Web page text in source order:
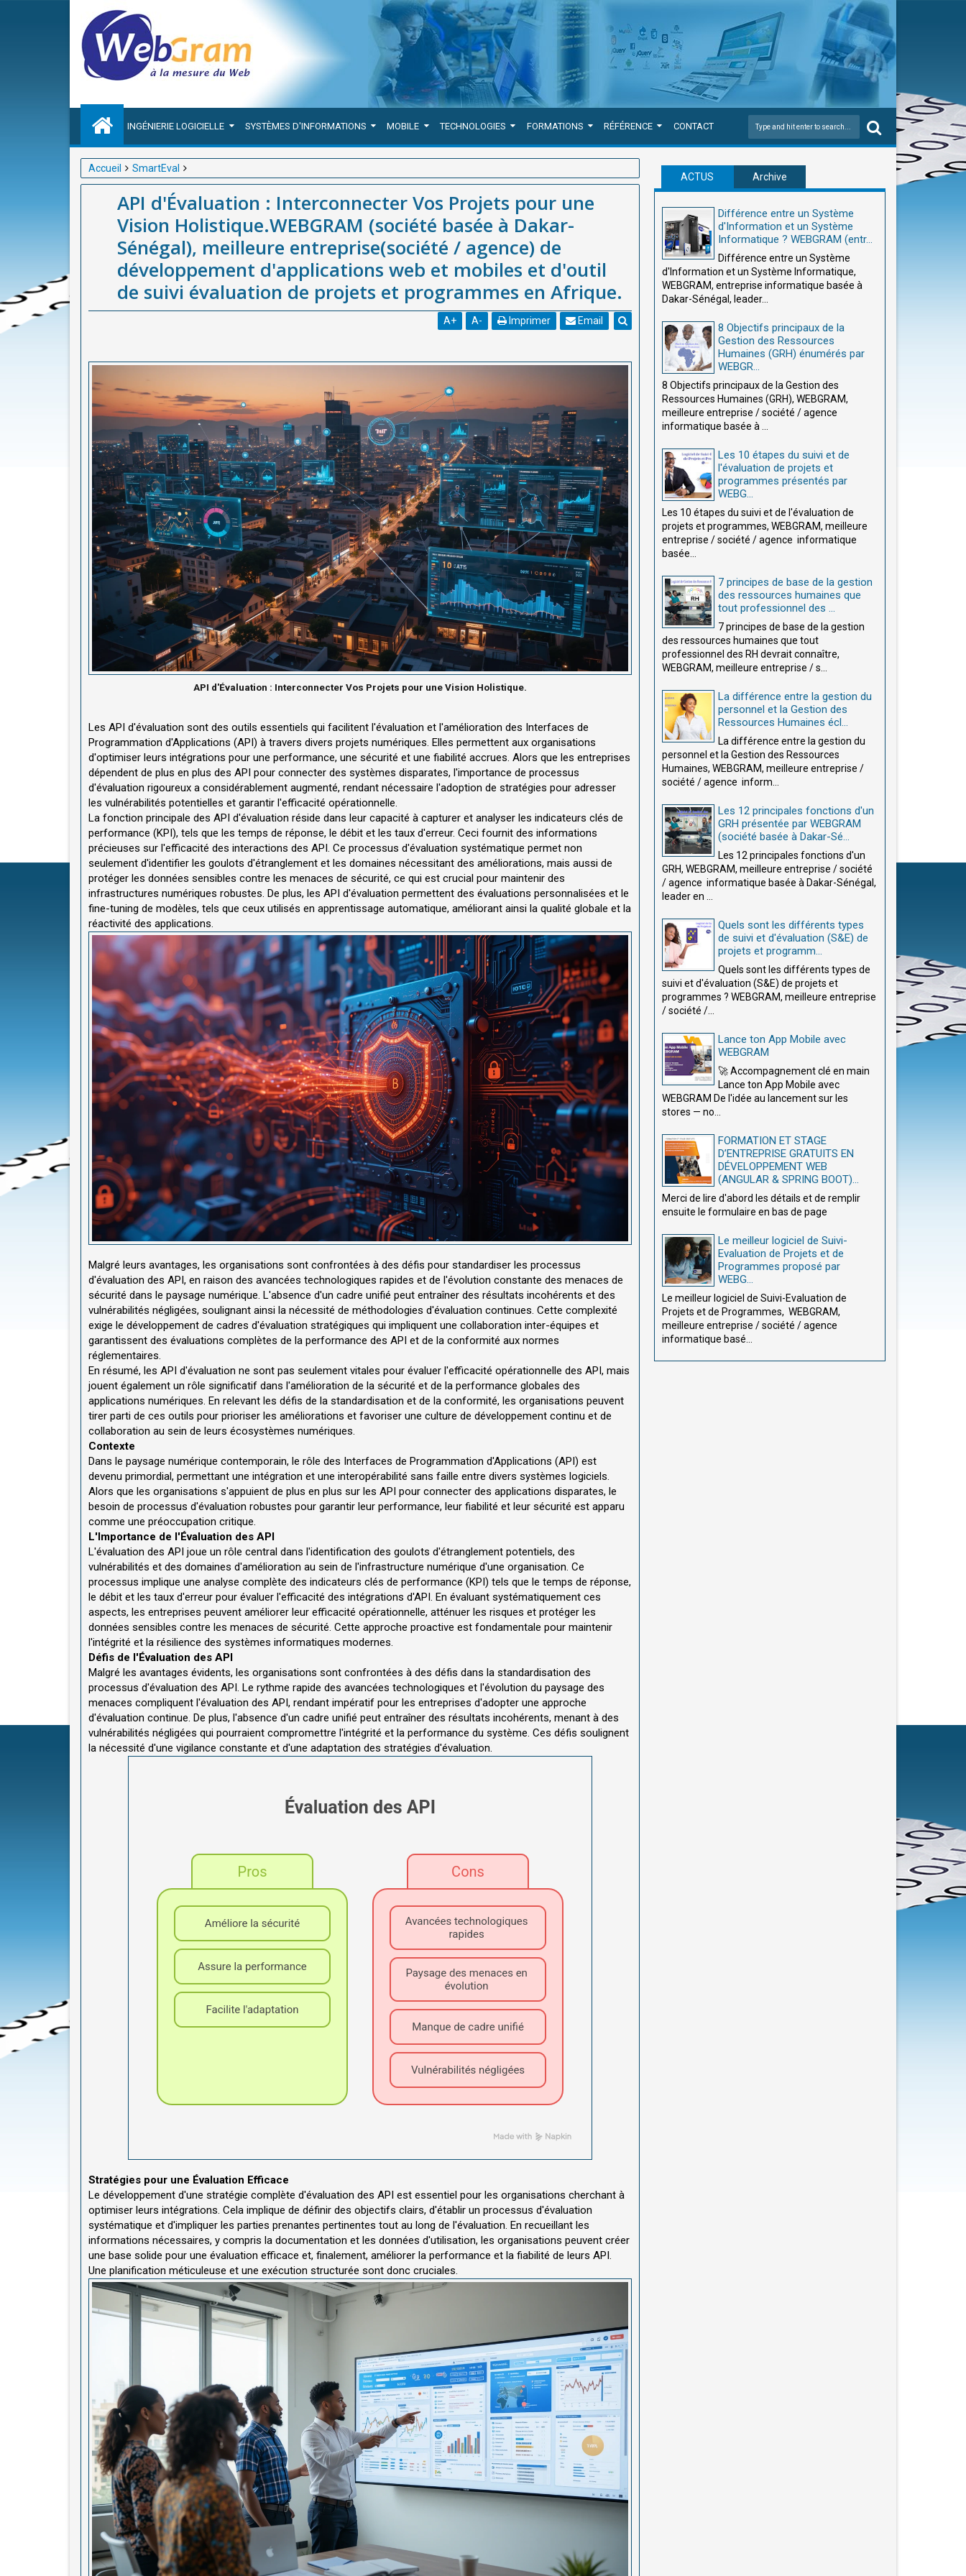
INGÉNIERIE LOGICIELLE SYSTÈMES D'INFORMATIONS MOBILE TECHNOLOGIES FORMATIONS RÉFÉRENCE CONTACT
Accueil
SmartEval
API d'Évaluation : Interconnecter Vos Projets pour une Vision Holistique.WEBGRAM (société basée à Dakar-Sénégal),
meilleure entreprise(société / agence) de développement d'applications web et mobiles et d'outil de suivi évaluation de
projets et programmes en Afrique.
API d'Évaluation : Interconnecter Vos Projets pour une
Vision Holistique.WEBGRAM (société basée à Dakar-
Sénégal), meilleure entreprise(société / agence) de
développement d'applications web et mobiles et d'outil
de suivi évaluation de projets et programmes en Afrique.
A+ A- Imprimer Email
API d'Évaluation : Interconnecter Vos Projets pour une Vision Holistique.
Les API d'évaluation sont des outils essentiels qui facilitent l'évaluation et l'amélioration des Interfaces de
Programmation d'Applications (API) à travers divers projets numériques. Elles permettent aux organisations
d'optimiser leurs intégrations pour une performance, une sécurité et une fiabilité accrues. Alors que les entreprises
dépendent de plus en plus des API pour connecter des systèmes disparates, l'importance de processus
d'évaluation rigoureux a considérablement augmenté, rendant nécessaire l'adoption de stratégies pour adresser
les vulnérabilités potentielles et garantir l'efficacité opérationnelle.
La fonction principale des API d'évaluation réside dans leur capacité à capturer et analyser les indicateurs clés de
performance (KPI), tels que les temps de réponse, le débit et les taux d'erreur. Ceci fournit des informations
précieuses sur l'efficacité des interactions des API. Ce processus d'évaluation systématique permet non
seulement d'identifier les goulots d'étranglement et les domaines nécessitant des améliorations, mais aussi de
protéger les données sensibles contre les menaces de sécurité, ce qui est crucial pour maintenir des
infrastructures numériques robustes. De plus, les API d'évaluation permettent des évaluations personnalisées et le
fine-tuning de modèles, tels que ceux utilisés en apprentissage automatique, améliorant ainsi la qualité globale et la
réactivité des applications.
Malgré leurs avantages, les organisations sont confrontées à des défis pour standardiser les processus
d'évaluation des API, en raison des avancées technologiques rapides et de l'évolution constante des menaces de
sécurité dans le paysage numérique. L'absence d'un cadre unifié peut entraîner des résultats incohérents et des
vulnérabilités négligées, soulignant ainsi la nécessité de méthodologies d'évaluation continues. Cette complexité
exige le développement de cadres d'évaluation stratégiques qui impliquent une collaboration inter-équipes et
garantissent des évaluations complètes de la performance des API et de la conformité aux normes
réglementaires.
En résumé, les API d'évaluation ne sont pas seulement vitales pour évaluer l'efficacité opérationnelle des API, mais
jouent également un rôle significatif dans l'amélioration de la sécurité et de la performance globales des
applications numériques. En relevant les défis de la standardisation et de la conformité, les organisations peuvent
tirer parti de ces outils pour prioriser les améliorations et favoriser une culture de développement continu et de
collaboration au sein de leurs écosystèmes numériques.
Contexte
Dans le paysage numérique contemporain, le rôle des Interfaces de Programmation d'Applications (API) est
devenu primordial, permettant une intégration et une interopérabilité sans faille entre divers systèmes logiciels.
Alors que les organisations s'appuient de plus en plus sur les API pour connecter des applications disparates, le
besoin de processus d'évaluation robustes pour garantir leur performance, leur fiabilité et leur sécurité est apparu
comme une préoccupation critique.
L'Importance de l'Évaluation des API
L'évaluation des API joue un rôle central dans l'identification des goulots d'étranglement potentiels, des
vulnérabilités et des domaines d'amélioration au sein de l'infrastructure numérique d'une organisation. Ce
processus implique une analyse complète des indicateurs clés de performance (KPI) tels que le temps de réponse,
le débit et les taux d'erreur pour évaluer l'efficacité des intégrations d'API. En évaluant systématiquement ces
aspects, les entreprises peuvent améliorer leur efficacité opérationnelle, atténuer les risques et protéger les
données sensibles contre les menaces de sécurité. Cette approche proactive est fondamentale pour maintenir
l'intégrité et la résilience des systèmes informatiques modernes.
Défis de l'Évaluation des API
Malgré les avantages évidents, les organisations sont confrontées à des défis dans la standardisation des
processus d'évaluation des API. Le rythme rapide des avancées technologiques et l'évolution du paysage des
menaces compliquent l'évaluation des API, rendant impératif pour les entreprises d'adopter une approche
d'évaluation continue. De plus, l'absence d'un cadre unifié peut entraîner des résultats incohérents, menant à des
vulnérabilités négligées qui pourraient compromettre l'intégrité et la performance du système. Ces défis soulignent
la nécessité d'une vigilance constante et d'une adaptation des stratégies d'évaluation.
Stratégies pour une Évaluation Efficace
Le développement d'une stratégie complète d'évaluation des API est essentiel pour les organisations cherchant à
optimiser leurs intégrations. Cela implique de définir des objectifs clairs, d'établir un processus d'évaluation
systématique et d'impliquer les parties prenantes pertinentes tout au long de l'évaluation. En recueillant les
informations nécessaires, y compris la documentation et les données d'utilisation, les organisations peuvent créer
une base solide pour une évaluation efficace et, finalement, améliorer la performance et la fiabilité de leurs API.
Une planification méticuleuse et une exécution structurée sont donc cruciales.
ACTUS Archive
Différence entre un Système
d'Information et un Système
Informatique ? WEBGRAM (entr...
Différence entre un Système
d'Information et un Système Informatique,
WEBGRAM, entreprise informatique basée à
Dakar-Sénégal, leader...
8 Objectifs principaux de la
Gestion des Ressources
Humaines (GRH) énumérés par
WEBGR...
8 Objectifs principaux de la Gestion des
Ressources Humaines (GRH), WEBGRAM,
meilleure entreprise / société / agence
informatique basée à ...
Les 10 étapes du suivi et de
l'évaluation de projets et
programmes présentés par
WEBG...
Les 10 étapes du suivi et de l'évaluation de
projets et programmes, WEBGRAM, meilleure
entreprise / société / agence informatique
basée...
7 principes de base de la gestion
des ressources humaines que
tout professionnel des ...
7 principes de base de la gestion
des ressources humaines que tout
professionnel des RH devrait connaître,
WEBGRAM, meilleure entreprise / s...
La différence entre la gestion du
personnel et la Gestion des
Ressources Humaines écl...
La différence entre la gestion du
personnel et la Gestion des Ressources
Humaines, WEBGRAM, meilleure entreprise /
société / agence inform...
Les 12 principales fonctions d'un
GRH présentée par WEBGRAM
(société basée à Dakar-Sé...
Les 12 principales fonctions d'un
GRH, WEBGRAM, meilleure entreprise / société
/ agence informatique basée à Dakar-Sénégal,
leader en ...
Quels sont les différents types
de suivi et d'évaluation (S&E) de
projets et programm...
Quels sont les différents types de
suivi et d'évaluation (S&E) de projets et
programmes ? WEBGRAM, meilleure entreprise
/ société /...
Lance ton App Mobile avec
WEBGRAM
🚀 Accompagnement clé en main
Lance ton App Mobile avec
WEBGRAM De l'idée au lancement sur les
stores — no...
FORMATION ET STAGE
D’ENTREPRISE GRATUITS EN
DÉVELOPPEMENT WEB
(ANGULAR & SPRING BOOT)...
Merci de lire d'abord les détails et de remplir
ensuite le formulaire en bas de page
Le meilleur logiciel de Suivi-
Evaluation de Projets et de
Programmes proposé par
WEBG...
Le meilleur logiciel de Suivi-Evaluation de
Projets et de Programmes, WEBGRAM,
meilleure entreprise / société / agence
informatique basé...